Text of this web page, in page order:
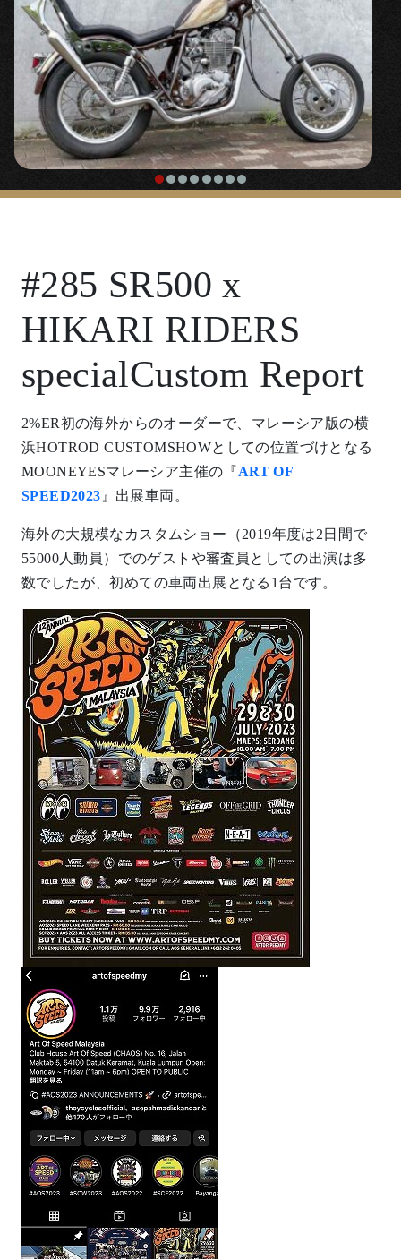
#285 SR500 x
HIKARI RIDERS
specialCustom Report
2%ER初の海外からのオーダーで、マレーシア版の横
浜HOTROD CUSTOMSHOWとしての位置づけとなる
MOONEYESマレーシア主催の『ART OF
SPEED2023 』出展車両。
海外の大規模なカスタムショー（2019年度は2日間で
55000人動員）でのゲストや審査員としての出演は多
数でしたが、初めての車両出展となる1台です。